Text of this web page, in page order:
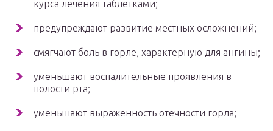
курса лечения таблетками;
предупреждают развитие местных осложнений;
смягчают боль в горле, характерную для ангины;
уменьшают воспалительные проявления в
полости рта;
уменьшают выраженность отечности горла;